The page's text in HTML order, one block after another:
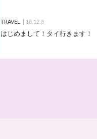
TRAVEL 18.12.8
はじめまして！タイ行きます！